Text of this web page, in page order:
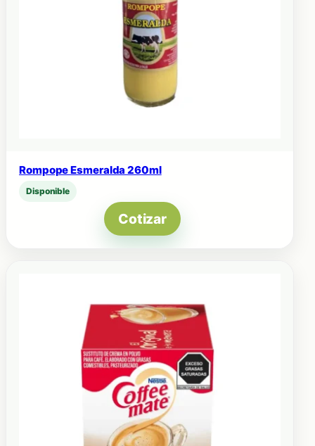
Rompope Esmeralda 260ml
Disponible
Cotizar